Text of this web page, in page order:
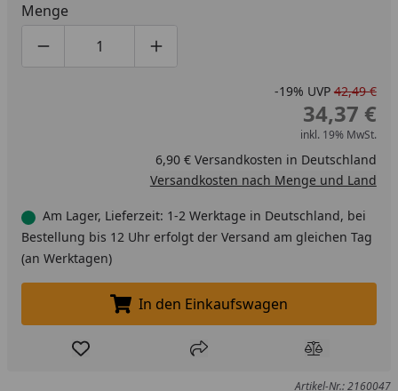
Menge
Produktmenge um eins verringern
Produktmenge manuell eingeben
Produktmenge um eins erhöhen
-19% UVP 42,49 €
34,37 €
inkl. 19% MwSt.
6,90 € Versandkosten in Deutschland
Versandkosten nach Menge und Land
Am Lager, Lieferzeit: 1-2 Werktage in Deutschland, bei
Bestellung bis 12 Uhr erfolgt der Versand am gleichen Tag
(an Werktagen)
In den Einkaufswagen legen
In den Einkaufswagen
Produkt zur Wunschliste hinzufügen
Teilen Produkt
Artikel-Nr.: 2160047